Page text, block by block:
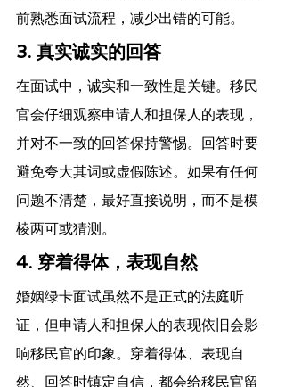
前熟悉面试流程，减少出错的可能。
3. 真实诚实的回答
在面试中，诚实和一致性是关键。移民
官会仔细观察申请人和担保人的表现，
并对不一致的回答保持警惕。回答时要
避免夸大其词或虚假陈述。如果有任何
问题不清楚，最好直接说明，而不是模
棱两可或猜测。
4. 穿着得体，表现自然
婚姻绿卡面试虽然不是正式的法庭听
证，但申请人和担保人的表现依旧会影
响移民官的印象。穿着得体、表现自
然、回答时镇定自信，都会给移民官留